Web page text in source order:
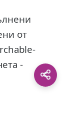
от
-